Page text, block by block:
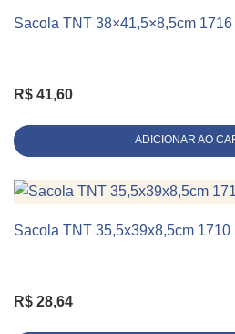
Comprimento
KIT 10 UNIDADES
Sacola TNT 38×41,5×8,5cm
R$ 41,60
ADICIONAR AO
KIT 10 UNIDADES
Sacola TNT 35,5x39x8,5cm
R$ 28,64